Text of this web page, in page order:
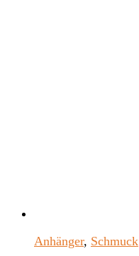
Anhänger, Schmuck